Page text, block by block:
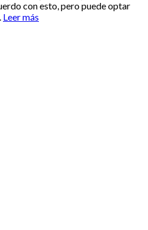
con esto, pero puede optar
Leer más